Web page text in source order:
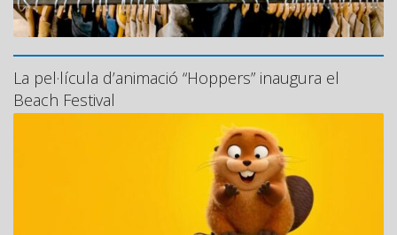
La pel·lícula d’animació “Hoppers” inaugura el
Beach Festival